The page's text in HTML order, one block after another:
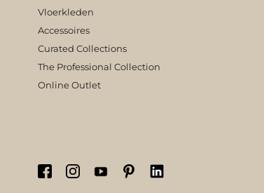
Vloerkleden
Accessoires
Curated Collections
The Professional Collection
Online Outlet